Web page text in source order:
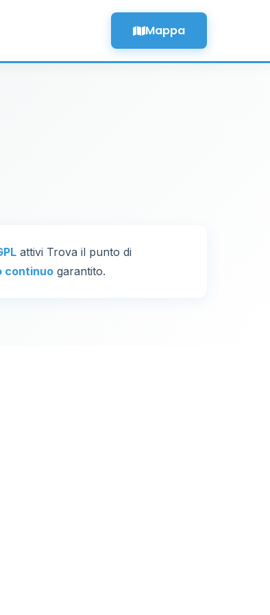
Mappa
attivi Trova il punto di
continuo garantito.